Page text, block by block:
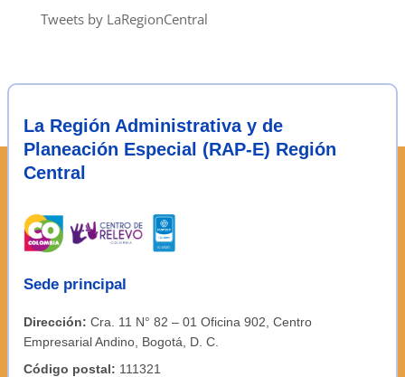
notas
Tweets by LaRegionCentral
La Región Administrativa y de
Planeación Especial (RAP-E) Región
Central
Sede principal
Dirección: Cra. 11 N° 82 – 01 Oficina 902, Centro
Empresarial Andino, Bogotá, D. C.
Código postal: 111321